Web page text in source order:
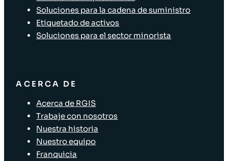
Soluciones para la cadena de suministro
Etiquetado de activos
Soluciones para el sector minorista
ACERCA DE
Acerca de RGIS
Trabaje con nosotros
Nuestra historia
Nuestro equipo
Franquicia